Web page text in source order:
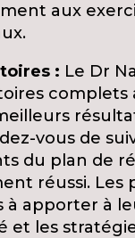
aux
: Le Dr
complets
vous de
du plan de
réussi.
à apporter à
et les